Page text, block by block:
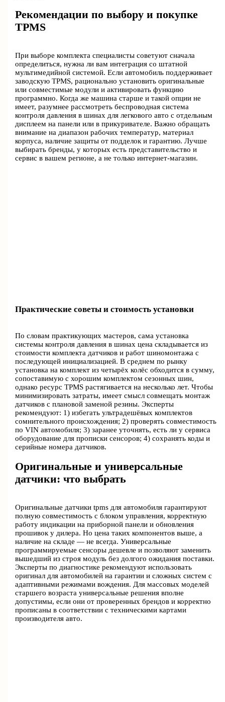
Рекомендации по выбору и покупке
TPMS
При выборе комплекта специалисты советуют сначала
определиться, нужна ли вам интеграция со штатной
мультимедийной системой. Если автомобиль поддерживает
заводскую TPMS, рационально установить оригинальные
или совместимые модули и активировать функцию
программно. Когда же машина старше и такой опции не
имеет, разумнее рассмотреть беспроводная система
контроля давления в шинах для легкового авто с отдельным
дисплеем на панели или в прикуривателе. Важно обращать
внимание на диапазон рабочих температур, материал
корпуса, наличие защиты от подделок и гарантию. Лучше
выбирать бренды, у которых есть представительство и
сервис в вашем регионе, а не только интернет‑магазин.
Практические советы и стоимость установки
По словам практикующих мастеров, сама установка
системы контроля давления в шинах цена складывается из
стоимости комплекта датчиков и работ шиномонтажа с
последующей инициализацией. В среднем по рынку
установка на комплект из четырёх колёс обходится в сумму,
сопоставимую с хорошим комплектом сезонных шин,
однако ресурс TPMS растягивается на несколько лет. Чтобы
минимизировать затраты, имеет смысл совмещать монтаж
датчиков с плановой заменой резины. Эксперты
рекомендуют: 1) избегать ультрадешёвых комплектов
сомнительного происхождения; 2) проверять совместимость
по VIN автомобиля; 3) заранее уточнять, есть ли у сервиса
оборудование для прописки сенсоров; 4) сохранять коды и
серийные номера датчиков.
Оригинальные и универсальные
датчики: что выбрать
Оригинальные датчики tpms для автомобиля гарантируют
полную совместимость с блоком управления, корректную
работу индикации на приборной панели и обновления
прошивок у дилера. Но цена таких компонентов выше, а
наличие на складе — не всегда. Универсальные
программируемые сенсоры дешевле и позволяют заменить
вышедший из строя модуль без долгого ожидания поставки.
Эксперты по диагностике рекомендуют использовать
оригинал для автомобилей на гарантии и сложных систем с
адаптивными режимами вождения. Для массовых моделей
старшего возраста универсальные решения вполне
допустимы, если они от проверенных брендов и корректно
прописаны в соответствии с техническими картами
производителя авто.